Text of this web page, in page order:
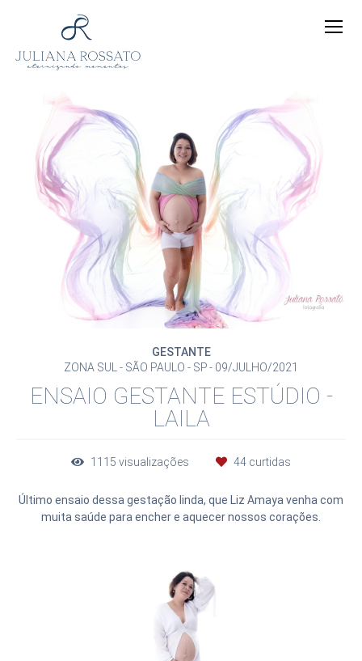
GESTANTE
ZONA SUL - SÃO PAULO - SP
09/JULHO/2021
ENSAIO GESTANTE ESTÚDIO -
LAILA
1115 visualizações 44 curtidas
Último ensaio dessa gestação linda, que Liz Amaya venha com
muita saúde para encher e aquecer nossos corações.